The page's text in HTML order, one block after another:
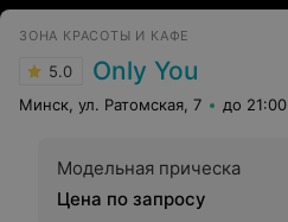
ЗОНА КРАСОТЫ И КАФЕ
5.0 Only You
Минск, ул. Ратомская, 7 до 21:00
Модельная прическа
Цена по запросу